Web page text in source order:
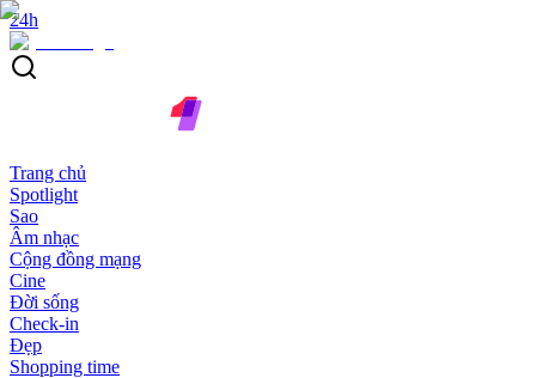
24h
Trang chủ
Spotlight
Sao
Âm nhạc
Cộng đồng mạng
Cine
Đời sống
Check-in
Đẹp
Shopping time